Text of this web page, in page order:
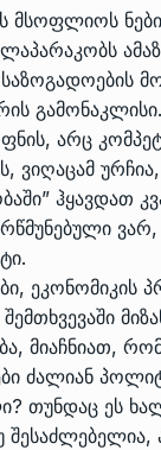
არც
ვიღაცამ
ჰყავდათ
ვარ,
ეკონომიკის
მიაჩნიათ,
ძალიან
თუნდაც ეს